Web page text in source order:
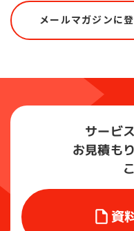
メールマガジンに
サービ
お見積も
資